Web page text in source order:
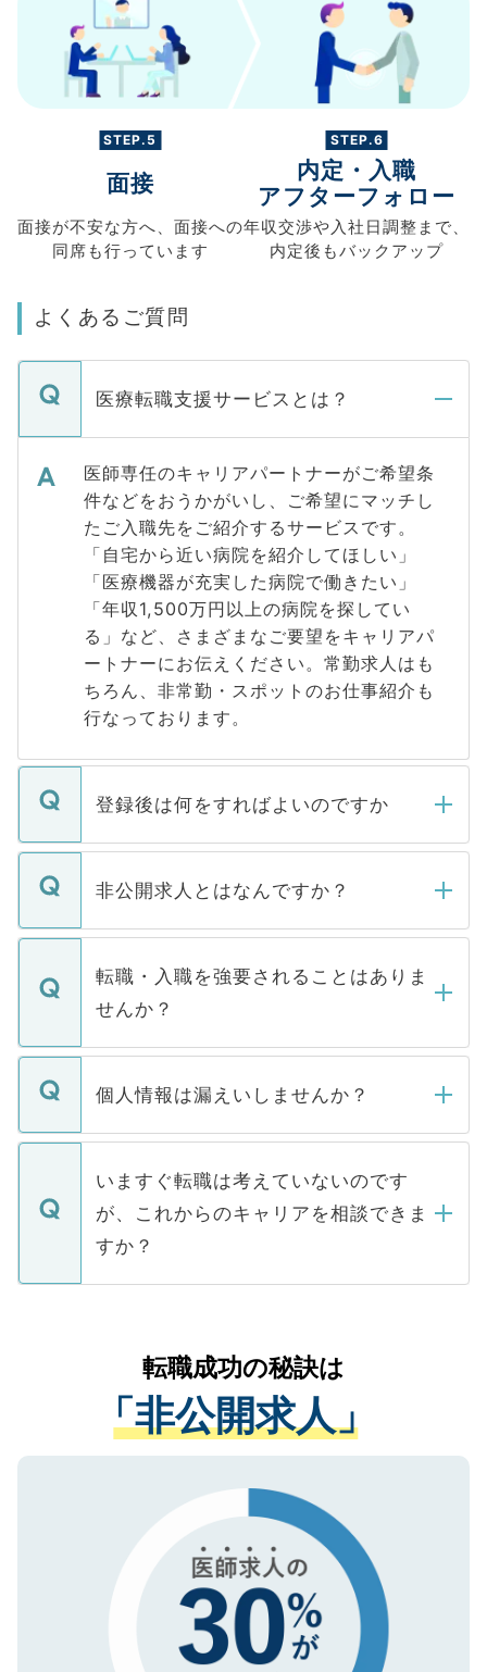
STEP.5
面接
面接が不安な方へ、 面接への
同席も行っています
STEP.6
内定・入職
アフターフォロー
年収交渉や入社日調整まで、
内定後もバックアップ
よくあるご質問
医療転職支援サービスとは？
医師専任のキャリアパートナーがご希望条
件などをおうかがいし、ご希望にマッチし
たご入職先をご紹介するサービスです。
「自宅から近い病院を紹介してほしい」
「医療機器が充実した病院で働きたい」
「年収1,500万円以上の病院を探してい
る」など、さまざまなご要望をキャリアパ
ートナーにお伝えください。常勤求人はも
ちろん、非常勤・スポットのお仕事紹介も
行なっております。
登録後は何をすればよいのですか
ご登録いただきましたら、弊社担当者がご
登録内容を確認し、その後メールもしくは
ます。通常、5営業日以内にはご連絡をせて
いただきますので、しばらくお待ちくださ
非公開求人とはなんですか？
マイナビDOCTORで取り扱っている求人の
うち約3割は、Webサイトからご覧いただ
けない「非公開求人」です。非公開求人は
下記の理由によって、一般には公開してい
ません。
■応募殺到を避けるため 人気のある医療機
関を公にしてしまうと、応募が殺到する場
に、医療機関が求める条件に合った人材の
みを人材紹介会社に依頼するケースが増え
ています。
転職・入職を強要されることはありま
せんか？
転職・入職を強要することは一切ありませ
ん。また、仮に応募先から内定をいただい
定を承諾する必要はありません。内定先へ
の辞退の連絡はキャリアパートナーが行い
個人情報は漏えいしませんか？
個人情報が漏えいすることはありませんの
で、ご安心ください。当サイトからの登録
などで収集したご登録者様の個人情報は、
ご本人のキャリアアップおよび転職活動の
支援を目的に使用いたします。お預かりし
ているすべての個人データはご本人の許可
は、個人情報の取り扱いについての厳密な
管理基準を満たした事業者のみに付与され
る、プライバシーマークを取得済みです。
で、機密保持に関してもご安心ください。
いますぐ転職は考えていないのです
が、これからのキャリアを相談できま
すか？
かがいして、現在の医療機関の状況や紹介
経験をまじえながら、適切なアドバイスを
させていただきます。すぐにご転職をされ
ない方には、長期的なサポートが可能です
ので、まずはご登録ください。
転職成功の秘訣は
「非公開求人」